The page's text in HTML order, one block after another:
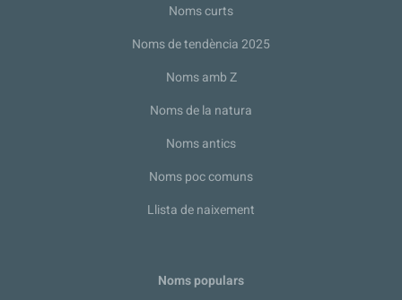
Noms curts
Noms de tendència 2025
Noms amb Z
Noms de la natura
Noms antics
Noms poc comuns
Llista de naixement
Noms populars